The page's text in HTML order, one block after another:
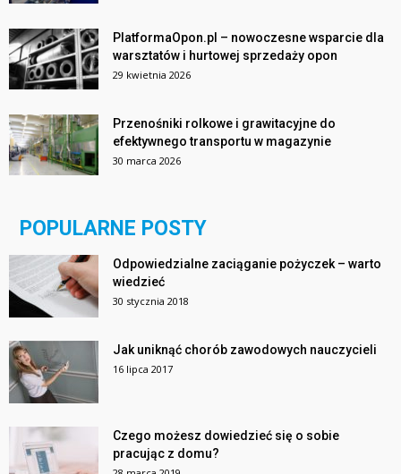
PlatformaOpon.pl – nowoczesne wsparcie dla
warsztatów i hurtowej sprzedaży opon
29 kwietnia 2026
Przenośniki rolkowe i grawitacyjne do
efektywnego transportu w magazynie
30 marca 2026
POPULARNE POSTY
Odpowiedzialne zaciąganie pożyczek – warto
wiedzieć
30 stycznia 2018
Jak uniknąć chorób zawodowych nauczycieli
16 lipca 2017
Czego możesz dowiedzieć się o sobie
pracując z domu?